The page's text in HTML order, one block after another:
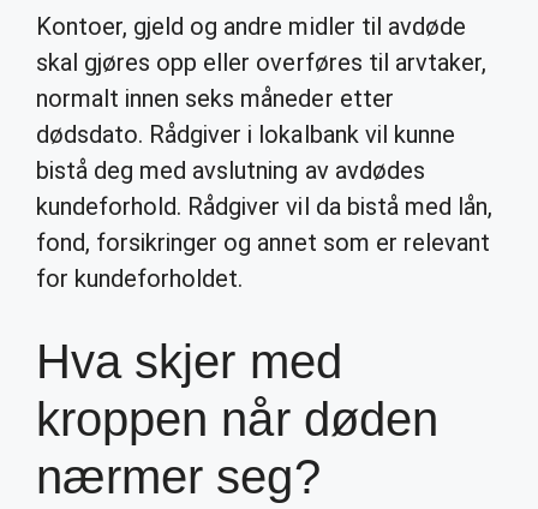
Kontoer, gjeld og andre midler til avdøde
skal gjøres opp eller overføres til arvtaker,
normalt innen seks måneder etter
dødsdato. Rådgiver i lokalbank vil kunne
bistå deg med avslutning av avdødes
kundeforhold. Rådgiver vil da bistå med lån,
fond, forsikringer og annet som er relevant
for kundeforholdet.
Hva skjer med
kroppen når døden
nærmer seg?